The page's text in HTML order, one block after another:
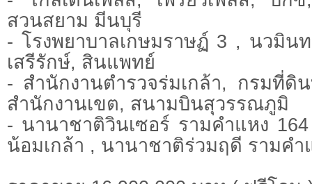
สวนสยาม มีนบุรี
- โรงพยาบาลเกษมราษฏ์ 3 , นวมิน
เสรีรักษ์, สินแพทย์
- สำนักงานตำรวจร่มเกล้า, กรมที่ดิ
สำนักงานเขต, สนามบินสุวรรณภูมิ
- นานาชาติวินเซอร์ รามคำแหง
น้อมเกล้า , นานาชาติร่วมฤดี รามคำ